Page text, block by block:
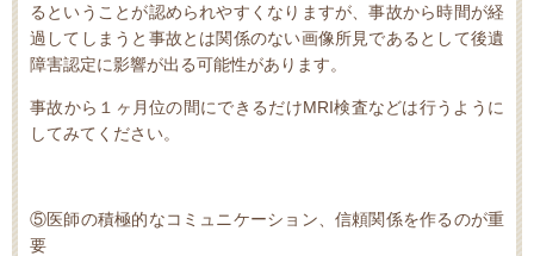
るということが認められやすくなりますが、事故から時間が経
過してしまうと事故とは関係のない画像所見であるとして後遺
障害認定に影響が出る可能性があります。
事故から１ヶ月位の間にできるだけMRI検査などは行うように
してみてください。
⑤医師の積極的なコミュニケーション、信頼関係を作るのが重
要